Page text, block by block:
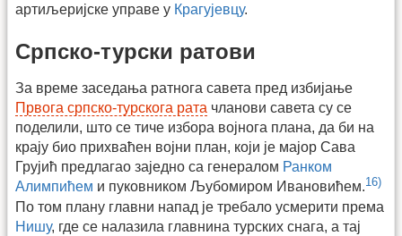
артиљеријске управе у Крагујевцу.
Српско-турски ратови
За време заседања ратнога савета пред избијање
Првога српско-турскога рата чланови савета су се
поделили, што се тиче избора војнога плана, да би на
крају био прихваћен војни план, који је мајор Сава
Грујић предлагао заједно са генералом Ранком
Алимпићем и пуковником Љубомиром Ивановићем.16)
По том плану главни напад је требало усмерити према
Нишу, где се налазила главнина турских снага, а тај